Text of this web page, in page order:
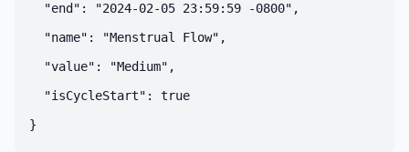
  "end": "2024-02-05 23:59:59 -0800",
  "name": "Menstrual Flow",
  "value": "Medium",
  "isCycleStart": true